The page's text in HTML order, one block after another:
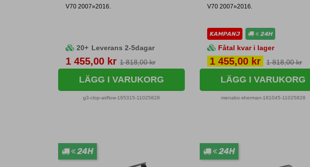
V70 2007»2016.
20+ Leverans 2-5dagar
Pris
1 455,00 kr 1 818,00 kr
LÄGG I VARUKORG
g3-clop-airflow-165315-11025828
V70 2007»2016.
KAMPANJ 24H
Fåtal kvar i lager
Pris
1 455,00 kr 1 818,00 kr
LÄGG I VARUKORG
menabo-sherman-181045-11025828
24H 24H